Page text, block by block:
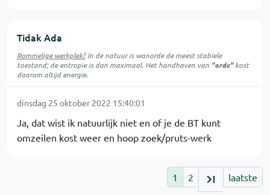
Tidak Ada
Rommelige werkplek?In de natuur iswanordede meest stabiele
toestand; de entropie is dan maximaal. Het handhaven van "orde"kost
daarom altijd energie.
dinsdag 25 oktober 2022 15:40:01
Ja, dat wist ik natuurlijk niet en of je de BT kunt
omzeilen kost weer en hoop zoek/pruts-werk
1 2 laatste